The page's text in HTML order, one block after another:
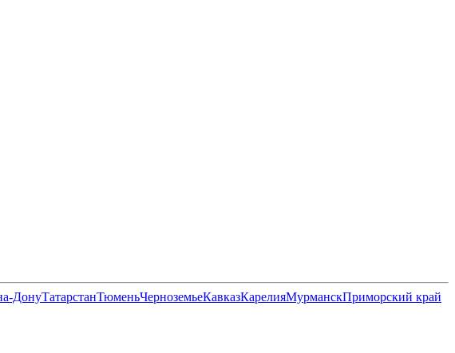
ДонуТатарстанТюменьЧерноземьеКавказКарелияМурманскПриморский край